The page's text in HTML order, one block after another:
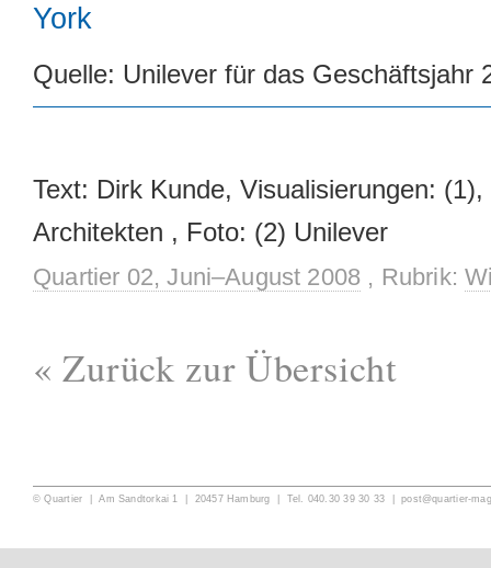
York
Quelle: Unilever für das Geschäftsjahr
Text: Dirk Kunde, Visualisierungen:
Architekten , Foto: (2) Unilever
Quartier 02, Juni–August 2008 , Rubrik:
« Zurück zur Übersicht
© Quartier | Am Sandtorkai 1 | 20457 Hamburg | Tel. 040.30 39 30 33 |post@quartier-